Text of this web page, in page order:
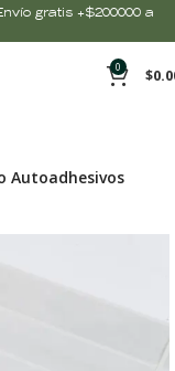
gratis +$200000 a
0 $
Autoadhesivos